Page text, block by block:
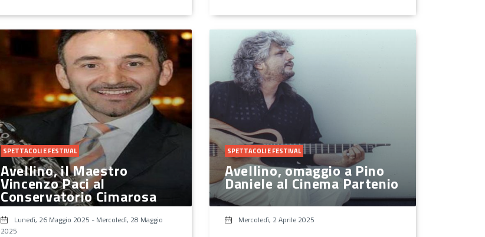
SPETTACOLI E FESTIVAL
Avellino, il Maestro
Vincenzo Paci al
Conservatorio Cimarosa
Lunedì, 26 Maggio 2025 - Mercoledì, 28 Maggio
2025
SPETTACOLI E FESTIVAL
Avellino, omaggio a Pino
Daniele al Cinema Partenio
Mercoledì, 2 Aprile 2025